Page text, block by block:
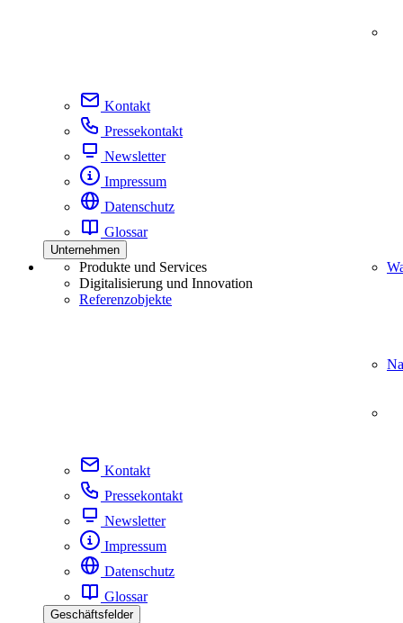
Kontakt
Pressekontakt
Newsletter
Impressum
Datenschutz
Glossar
Unternehmen
Produkte und Services
Digitalisierung und Innovation
Referenzobjekte
Kontakt
Pressekontakt
Newsletter
Impressum
Datenschutz
Glossar
Geschäftsfelder